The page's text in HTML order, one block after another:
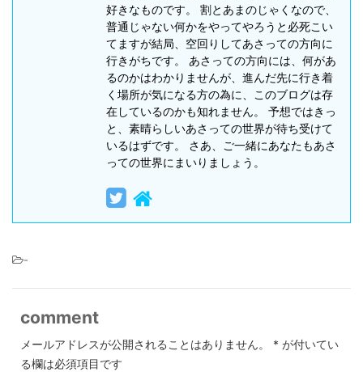
好きなものです。 割とあまのじゃくなので、
普通じゃない何かをやってやろうと必死こい
てますが結局、空回りしてあさっての方向に
行きがちです。 あさっての方向には、何があ
るのかはわかりませんが、進んだ先に行き着
く場所が気になる方の為に、このブログは存
在しているのかも知れません。 予想ではきっ
と、素晴らしいあさっての世界が待ち受けて
いるはずです。 さあ、ご一緒にあなたもあさ
っての世界にまいりましょう。
-
comment
メールアドレスが公開されることはありません。 * が付いてい
る欄は必須項目です